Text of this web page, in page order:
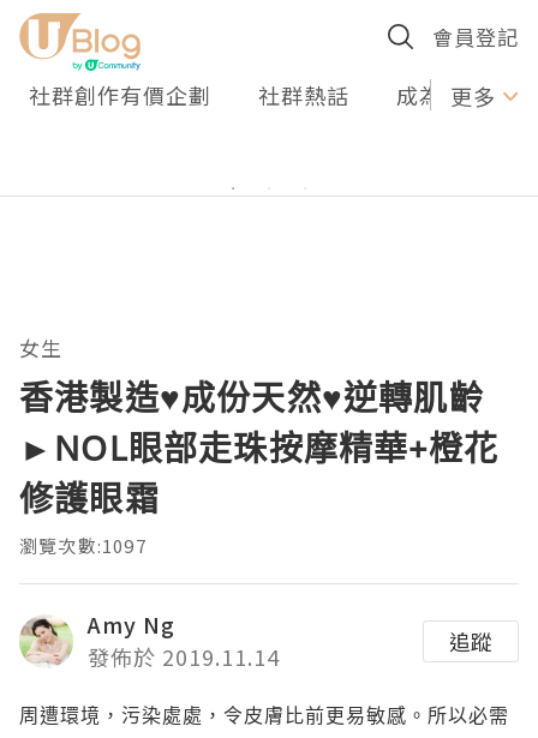
會員登記
社群創作有價企劃 社群熱話 成為U更多
女生
香港製造♥成份天然♥逆轉肌齡
►NOL眼部走珠按摩精華+橙花
修護眼霜
瀏覽次數:1097
Amy Ng
發佈於 2019.11.14
追蹤
周遭環境，污染處處，令皮膚比前更易敏感。所以必需